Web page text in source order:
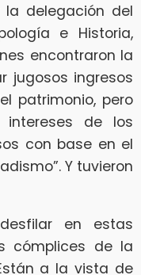
la delegación del
e Historia,
encontraron la
jugosos ingresos
patrimonio, pero
de los
con base en el
Y tuvieron
en estas
cómplices de la
a la vista de